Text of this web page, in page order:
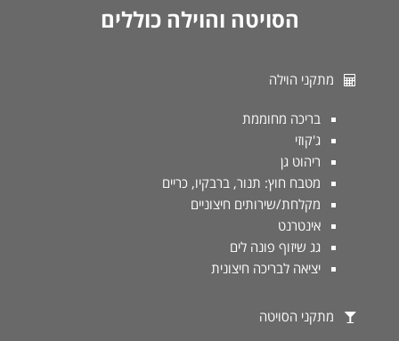
הסויטה והוילה כוללים
מתקני הוילה
בריכה מחוממת
ג'קוזי
ריהוט גן
מטבח חוץ: תנור, ברבקיו, כריים
מקלחת/שירותים חיצוניים
אינטרנט
גג שיזוף פונה לים
יציאה לבריכה חיצונית
מתקני הסויטה